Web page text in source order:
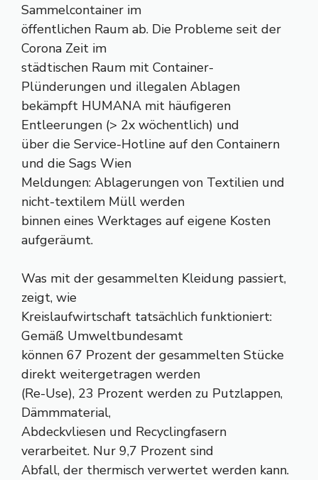
Sammelcontainer im
öffentlichen Raum ab. Die Probleme seit der
Corona Zeit im
städtischen Raum mit Container-
Plünderungen und illegalen Ablagen
bekämpft HUMANA mit häufigeren
Entleerungen (> 2x wöchentlich) und
über die Service-Hotline auf den Containern
und die Sags Wien
Meldungen: Ablagerungen von Textilien und
nicht-textilem Müll werden
binnen eines Werktages auf eigene Kosten
aufgeräumt.
Was mit der gesammelten Kleidung passiert,
zeigt, wie
Kreislaufwirtschaft tatsächlich funktioniert:
Gemäß Umweltbundesamt
können 67 Prozent der gesammelten Stücke
direkt weitergetragen werden
(Re-Use), 23 Prozent werden zu Putzlappen,
Dämmmaterial,
Abdeckvliesen und Recyclingfasern
verarbeitet. Nur 9,7 Prozent sind
Abfall, der thermisch verwertet werden kann.